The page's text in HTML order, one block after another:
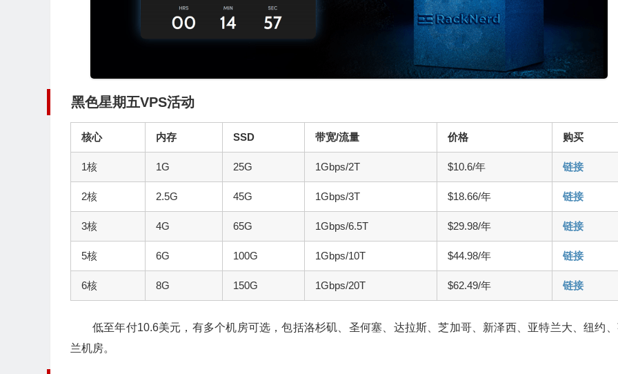
黑色星期五VPS活动
核心 内存 SSD 带宽/流量 价格 购买
1核 1G 25G 1Gbps/2T $10.6/年 链接
2核 2.5G 45G 1Gbps/3T $18.66/年 链接
3核 4G 65G 1Gbps/6.5T $29.98/年 链接
5核 6G 100G 1Gbps/10T $44.98/年 链接
6核 8G 150G 1Gbps/20T $62.49/年 链接
低至年付10.6美元，有多个机房可选，包括洛杉矶、圣何塞、达拉斯、芝加哥、新泽西、亚特兰大、纽约
兰机房。